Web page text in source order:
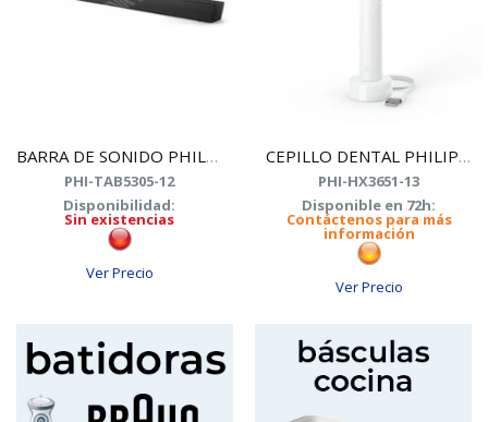
BARRA DE SONIDO PHILIPS TAB5305/12 NEGRA + SUBW
PHI-TAB5305-12
Disponibilidad:
Sin existencias
Ver Precio
CEPILLO DENTAL PHILIPS HX3651/13 BLANCO
PHI-HX3651-13
Disponible en 72h:
Contáctenos para más
información
Ver Precio